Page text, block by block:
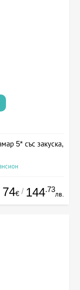
5* със закуска,
74€ / 144.73
лв.